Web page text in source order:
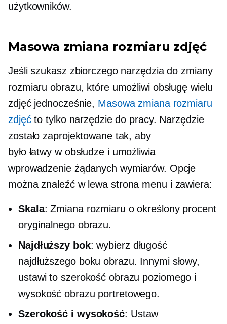
użytkowników.
Masowa zmiana rozmiaru zdjęć
Jeśli szukasz zbiorczego narzędzia do zmiany
rozmiaru obrazu, które umożliwi obsługę wielu
zdjęć jednocześnie, Masowa zmiana rozmiaru
zdjęćto tylko narzędzie do pracy. Narzędzie
zostało zaprojektowane tak, aby
było łatwy w obsłudzei umożliwia
wprowadzenie żądanych wymiarów. Opcje
można znaleźć w lewa stronamenu i zawiera:
Skala: Zmiana rozmiaru o określony procent
oryginalnego obrazu.
Najdłuższy bok: wybierz długość
najdłuższego boku obrazu. Innymi słowy,
ustawi to szerokość obrazu poziomego i
wysokość obrazu portretowego.
Szerokość i wysokość: Ustaw